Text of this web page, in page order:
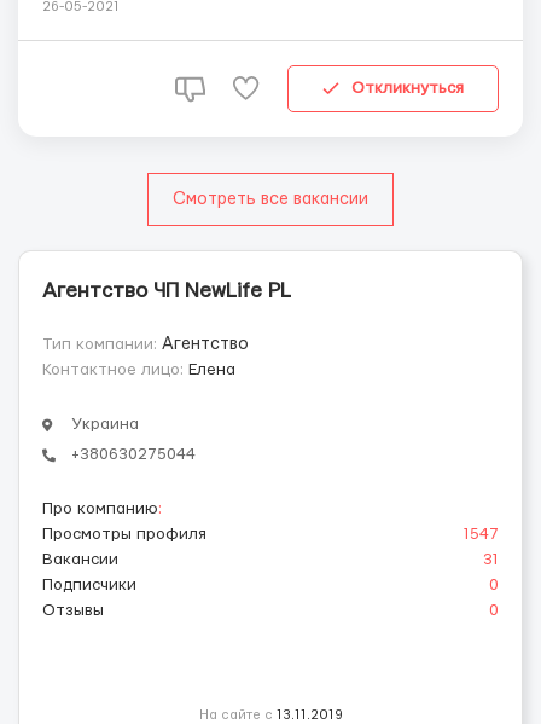
до 50 лет; ✔Польский язык – минимальный. ✔Санэпид
работы: ✔официальное трудоустр...
26-05-2021
Откликнуться
Смотреть все вакансии
Агентство ЧП NewLife PL
Тип компании: Агентство
Контактное лицо: Елена
Украина
+380630275044
Про компанию:
Просмотры профиля
1547
Вакансии
31
Подписчики
0
Отзывы
0
На сайте с 13.11.2019